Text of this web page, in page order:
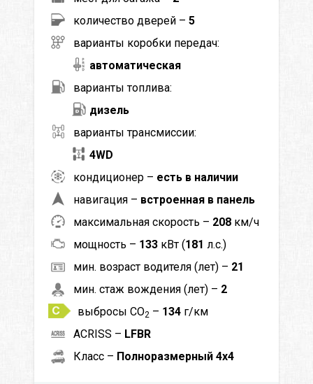
количество дверей – 5
варианты коробки передач:
автоматическая
варианты топлива:
дизель
варианты трансмиссии:
4WD
кондиционер – есть в наличии
навигация – встроенная в панель
максимальная скорость – 208 км/ч
мощность – 133 кВт (181 л.с.)
мин. возраст водителя (лет) – 21
мин. стаж вождения (лет) – 2
выбросы CO2 – 134 г/км
ACRISS – LFBR
Класс – Полноразмерный 4x4